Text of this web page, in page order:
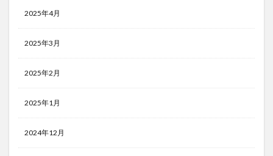
2025年4月
2025年3月
2025年2月
2025年1月
2024年12月